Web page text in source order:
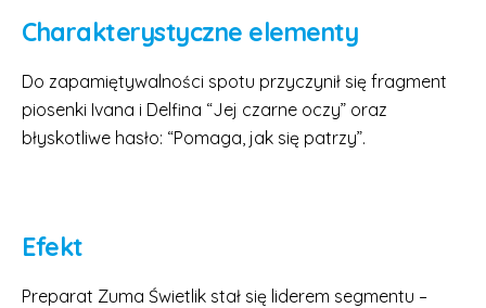
Charakterystyczne elementy
Do zapamiętywalności spotu przyczynił się fragment
piosenki Ivana i Delfina “Jej czarne oczy” oraz
błyskotliwe hasło: “Pomaga, jak się patrzy”.
Efekt
Preparat Zuma Świetlik stał się liderem segmentu –